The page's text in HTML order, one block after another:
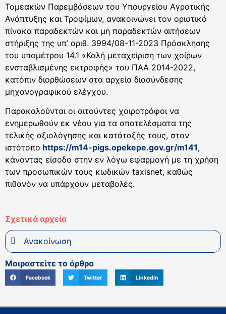
Τομεακών Παρεμβάσεων του Υπουργείου Αγροτικής
Ανάπτυξης και Τροφίμων, ανακοινώνει τον οριστικό
πίνακα παραδεκτών και μη παραδεκτών αιτήσεων
στήριξης της υπ’ αριθ. 3994/08-11-2023 Πρόσκλησης
του υπομέτρου 14.1 «Καλή μεταχείριση των χοίρων
ενσταβλισμένης εκτροφής» του ΠΑΑ 2014-2022,
κατόπιν διορθώσεων στα αρχεία διασύνδεσης
μηχανογραφικού ελέγχου.
Παρακαλούνται οι αιτούντες χοιροτρόφοι να
ενημερωθούν εκ νέου για τα αποτελέσματα της
τελικής αξιολόγησης και κατάταξής τους, στον
ιστότοπο https://m14-pigs.opekepe.gov.gr/m141,
κάνοντας είσοδο στην εν λόγω εφαρμογή με τη χρήση
των προσωπικών τους κωδικών taxisnet, καθώς
πιθανόν να υπάρχουν μεταβολές.
Σχετικά αρχεία
Ανακοίνωση
Μοιραστείτε το άρθρο
Facebook Twitter LinkedIn